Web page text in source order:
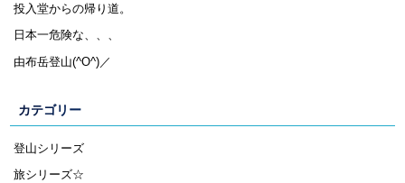
投入堂からの帰り道。
日本一危険な、、、
由布岳登山(^O^)／
カテゴリー
登山シリーズ
旅シリーズ☆